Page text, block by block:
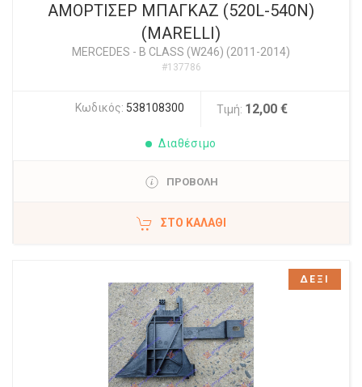
ΑΜΟΡΤΙΣΕΡ ΜΠΑΓΚΑΖ (520L-540N)
(MARELLI)
MERCEDES - B CLASS (W246) (2011-2014)
#137786
Κωδικός: 538108300 Τιμή: 12,00 €
Διαθέσιμο
ΠΡΟΒΟΛΗ
ΣΤΟ ΚΑΛΆΘΙ
ΔΕΞΙ